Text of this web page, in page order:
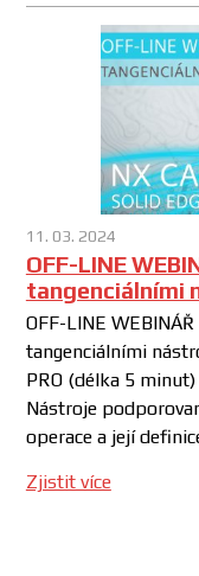
11. 03. 2024
OFF-LINE
tangenciálními
OFF-LINE
tangenciálními
PRO (délka 5
Nástroje
operace a její
Zjistit více